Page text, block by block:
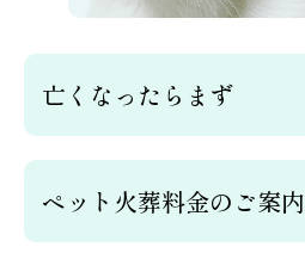
亡くなったらまず
ペット火葬料金のご案内